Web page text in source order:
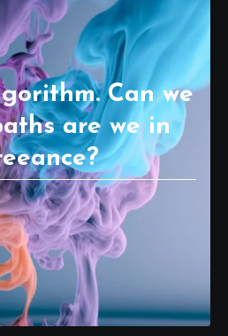
Can we
are we in